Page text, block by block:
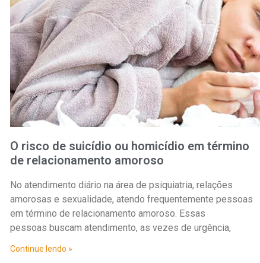
O risco de suicídio ou homicídio em término
de relacionamento amoroso
No atendimento diário na área de psiquiatria, relações
amorosas e sexualidade, atendo frequentemente pessoas
em término de relacionamento amoroso. Essas
pessoas buscam atendimento, as vezes de urgência,
Continue lendo »